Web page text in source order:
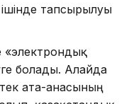
ішінде тапсырылуы
«электрондық
болады. Алайда
ата-анасының